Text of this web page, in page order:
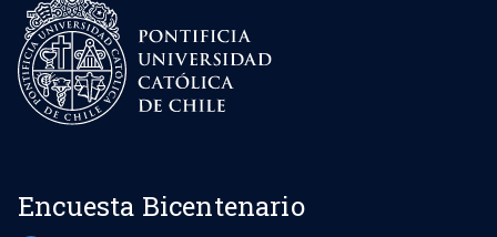
Encuesta Bicentenario